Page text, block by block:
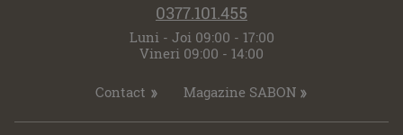
0377.101.455
Luni - Joi 09:00 - 17:00
Vineri 09:00 - 14:00
Contact Magazine SABON